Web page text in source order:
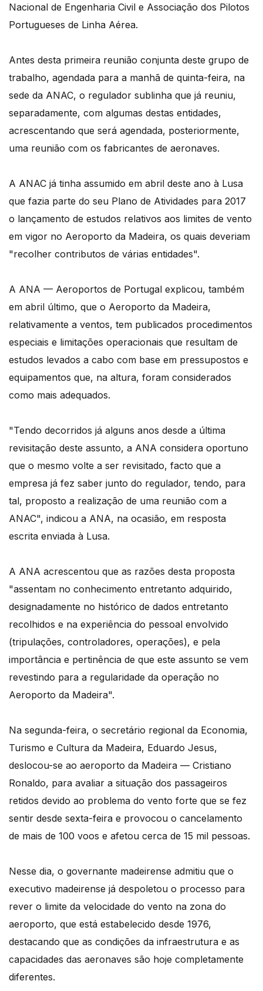
Nacional de Engenharia Civil e Associação dos Pilotos
Portugueses de Linha Aérea.
Antes desta primeira reunião conjunta deste grupo de
trabalho, agendada para a manhã de quinta-feira, na
sede da ANAC, o regulador sublinha que já reuniu,
separadamente, com algumas destas entidades,
acrescentando que será agendada, posteriormente,
uma reunião com os fabricantes de aeronaves.
A ANAC já tinha assumido em abril deste ano à Lusa
que fazia parte do seu Plano de Atividades para 2017
o lançamento de estudos relativos aos limites de vento
em vigor no Aeroporto da Madeira, os quais deveriam
"recolher contributos de várias entidades".
A ANA — Aeroportos de Portugal explicou, também
em abril último, que o Aeroporto da Madeira,
relativamente a ventos, tem publicados procedimentos
especiais e limitações operacionais que resultam de
estudos levados a cabo com base em pressupostos e
equipamentos que, na altura, foram considerados
como mais adequados.
"Tendo decorridos já alguns anos desde a última
revisitação deste assunto, a ANA considera oportuno
que o mesmo volte a ser revisitado, facto que a
empresa já fez saber junto do regulador, tendo, para
tal, proposto a realização de uma reunião com a
ANAC", indicou a ANA, na ocasião, em resposta
escrita enviada à Lusa.
A ANA acrescentou que as razões desta proposta
"assentam no conhecimento entretanto adquirido,
designadamente no histórico de dados entretanto
recolhidos e na experiência do pessoal envolvido
(tripulações, controladores, operações), e pela
importância e pertinência de que este assunto se vem
revestindo para a regularidade da operação no
Aeroporto da Madeira".
Na segunda-feira, o secretário regional da Economia,
Turismo e Cultura da Madeira, Eduardo Jesus,
deslocou-se ao aeroporto da Madeira — Cristiano
Ronaldo, para avaliar a situação dos passageiros
retidos devido ao problema do vento forte que se fez
sentir desde sexta-feira e provocou o cancelamento
de mais de 100 voos e afetou cerca de 15 mil pessoas.
Nesse dia, o governante madeirense admitiu que o
executivo madeirense já despoletou o processo para
rever o limite da velocidade do vento na zona do
aeroporto, que está estabelecido desde 1976,
destacando que as condições da infraestrutura e as
capacidades das aeronaves são hoje completamente
diferentes.